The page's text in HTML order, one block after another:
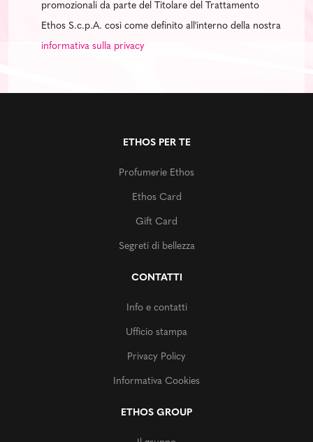
promozionali da parte del Titolare del Trattamento
Ethos S.c.p.A. così come definito all'interno della nostra
informativa sulla privacy
ETHOS PER TE
Profumerie Ethos
Ethos Card
Gift Card
Segreti di bellezza
CONTATTI
Info e contatti
Ufficio stampa
Privacy Policy
Informativa Cookies
ETHOS GROUP